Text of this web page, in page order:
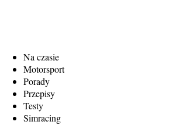
Na czasie
Motorsport
Porady
Przepisy
Testy
Simracing